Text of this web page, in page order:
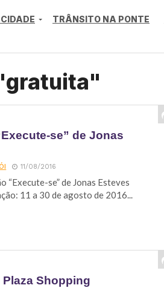
TRÂNSITO NA PONTE
se” de Jonas
11/08/2016
“Execute-se” de Jonas Esteves
11 a 30 de agosto de 2016...
Shopping